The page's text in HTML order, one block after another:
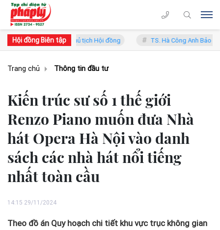
Hội đồng Biên tập
Lý - Phó Chủ tịch Hội đồng TS. Hà Công Anh Bảo - Phó Chủ tịch
Trang chủ Thông tin đầu tư
Kiến trúc sư số 1 thế giới
Renzo Piano muốn đưa Nhà
hát Opera Hà Nội vào danh
sách các nhà hát nổi tiếng
nhất toàn cầu
14:15 29/11/2024
Theo đồ án Quy hoạch chi tiết khu vực trục không gian